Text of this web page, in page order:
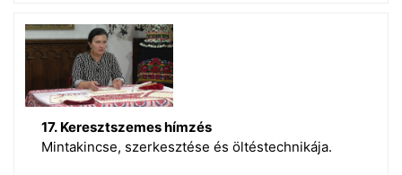
17. Keresztszemes hímzés
Mintakincse, szerkesztése és öltéstechnikája.